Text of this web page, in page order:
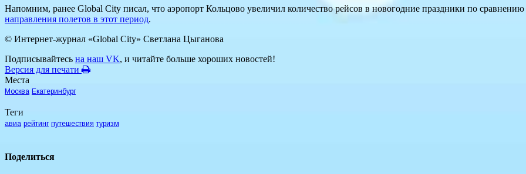
Напомним, ранее Global City писал, что аэропорт Кольцово увеличил количество рейсов в новогодние праздники по
направления полетов в этот период.
© Интернет-журнал «Global City» Светлана Цыганова
Подписывайтесь на наш VK, и читайте больше хороших новостей!
Версия для печати
Места
Москва Екатеринбург
Теги
авиа рейтинг путешествия туризм
Поделиться